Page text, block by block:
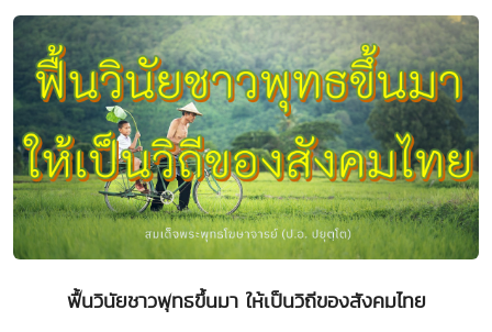
ฟื้นวินัยชาวพุทธขึ้นมา ให้เป็นวิถีของสังคมไทย